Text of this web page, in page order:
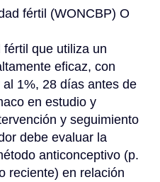
fértil (WONCBP) O
eficaz, con
1%, 28 días antes de
en estudio y
y seguimiento
debe evaluar la
anticonceptivo (p.
reciente) en relación